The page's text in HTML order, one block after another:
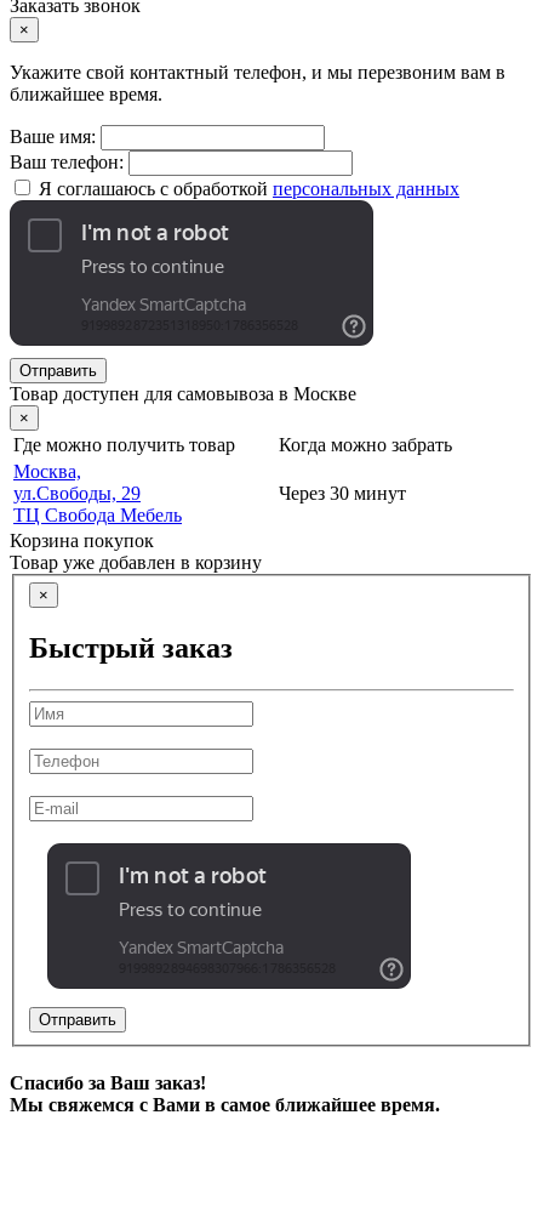
Заказать звонок
×
Укажите свой контактный телефон, и мы перезвоним вам в
ближайшее время.
Ваше имя:
Ваш телефон:
Я соглашаюсь с обработкой персональных данных
Отправить
Товар доступен для самовывоза в Москве
×
Где можно получить товар
Когда можно забрать
Москва,
ул.Свободы, 29
ТЦ Свобода Мебель
Через 30 минут
Корзина покупок
Товар уже добавлен в корзину
×
Быстрый заказ
Отправить
Спасибо за Ваш заказ!
Мы свяжемся с Вами в самое ближайшее время.